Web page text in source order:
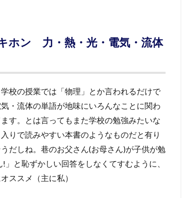
ホン 力・熱・光・電気・流体
校の授業では「物理」とか言われるだけで
・流体の単語が地味にいろんなことに関わ
す。とは言ってもまた学校の勉強みたいな
りで読みやすい本書のようなものだと有り
だしね。巷のお父さん(お母さん)が子供が勉
と恥ずかしい回答をしなくてすむように、
ススメ（主に私）